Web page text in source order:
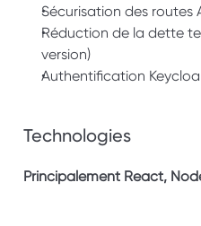
Sécurisation des routes
Réduction de la dette
version)
Authentification
Technologies
Principalement React,